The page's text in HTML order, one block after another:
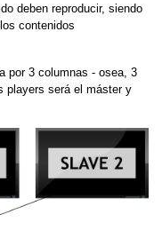
deben reproducir, siendo
contenidos
por 3 columnas - osea, 3
players será el máster y